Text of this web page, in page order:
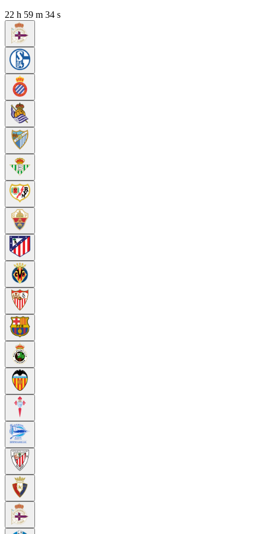
22 h 59 m 34 s